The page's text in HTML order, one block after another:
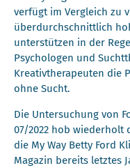
verfügt im Vergleich zu
überdurchschnittlich
unterstützen in der
Psychologen und
Kreativtherapeuten die
ohne Sucht.
Die Untersuchung von
07/2022 hob wiederholt
die My Way Betty Ford
Magazin bereits letztes